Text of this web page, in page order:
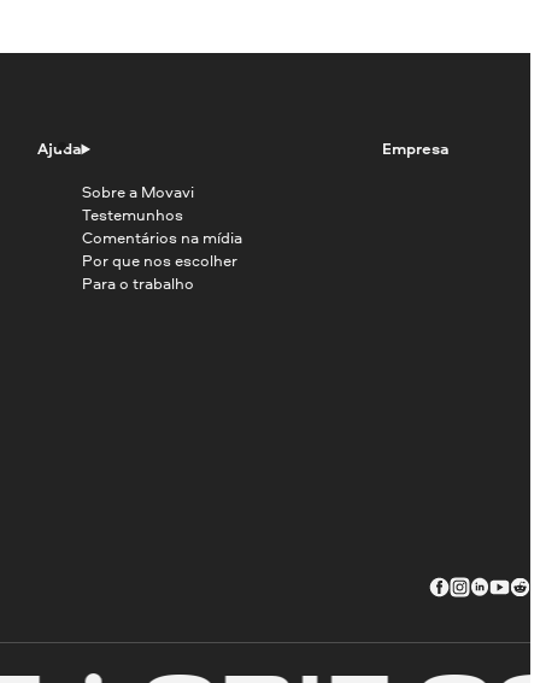
Ajuda
Empresa
Sobre a Movavi
Testemunhos
Comentários na mídia
Por que nos escolher
Para o trabalho